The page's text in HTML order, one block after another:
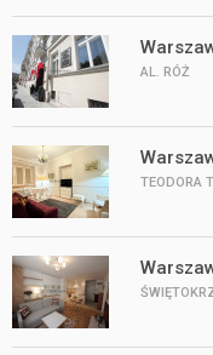
AL. RÓŻ
TEODORA